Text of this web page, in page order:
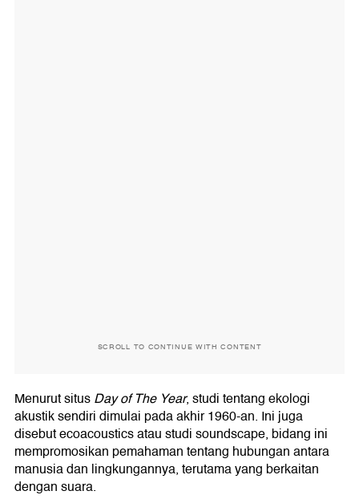
SCROLL TO CONTINUE WITH CONTENT
Menurut situsDay of The Year, studi tentang ekologi
akustik sendiri dimulai pada akhir 1960-an. Ini juga
disebut ecoacoustics atau studi soundscape, bidang ini
mempromosikan pemahaman tentang hubungan antara
manusia dan lingkungannya, terutama yang berkaitan
dengan suara.